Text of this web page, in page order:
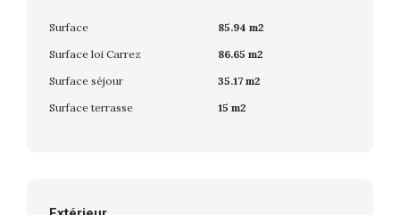
Surface
85.94 m2
Surface loi Carrez
86.65 m2
Surface séjour
35.17 m2
Surface terrasse
15 m2